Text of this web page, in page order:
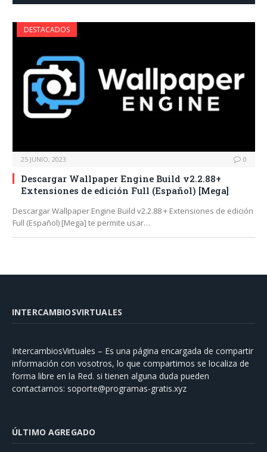
DESTACADOS
25 JUNIO, 2023 0
Descargar Wallpaper Engine Build v2.2.88+
Extensiones de edición Full (Español) [Mega]
Descargar Wallpaper Engine Build v2.2.88 + Extensiones de edición
Full (Español) [Mega] te permite usar…
INTERCAMBIOSVIRTUALES
IntercambiosVirtuales – Es una página encargada de compartir
información con vosotros, lo que compartimos se localiza de
forma libre en la Red. si tienen alguna duda pueden
contactarnos: soporte@programas-gratis.xyz
ÚLTIMO AGREGADO